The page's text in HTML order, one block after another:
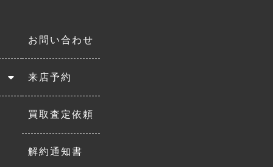
お問い合わせ
来店予約
買取査定依頼
解約通知書